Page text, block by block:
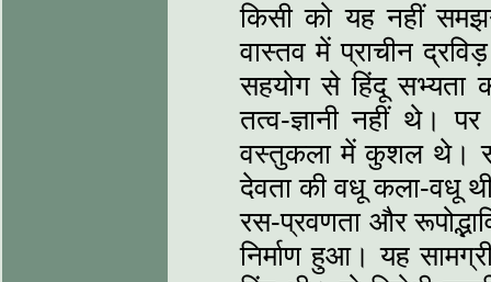
किसी को यह नहीं
वास्तव में प्राचीन
सहयोग से हिंदू सभ्यता
तत्व-ज्ञानी नहीं थे।
वस्तुकला में कुशल थे।
देवता की वधू कला-वधू
रस-प्रवणता और
निर्माण हुआ। यह